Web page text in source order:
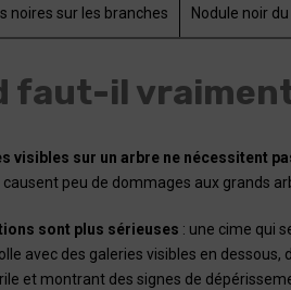
noires sur les branches Nodule noir
faut-il
visibles sur un arbre ne nécessitent
causent peu de dommages aux grands
sont plus sérieuses : une cime qui
avec des galeries visibles en
et montrant des signes de